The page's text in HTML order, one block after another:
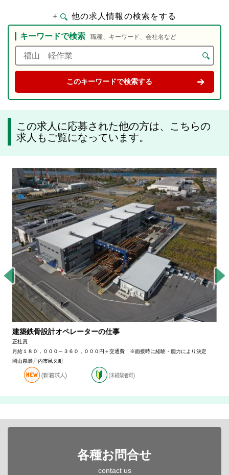
+ 他の求人情報の検索をする
キーワードで検索 職種、キーワード、会社名など
この求人に応募された他の方は、こちらの
求人もご覧になっています。
建築鉄骨設計オペレーターの仕事
正社員
月給１８０，０００～３６０，０００円＋交通費 ※面接時に経験・能力により決定
岡山県瀬戸内市邑久町
各種お問合せ
contact us